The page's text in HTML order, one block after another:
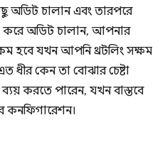
অডিট চালান এবং তারপরে
করে অডিট চালান, আপনার
কম হবে যখন আপনি থ্রটলিং সক্ষম
ধীর কেন তা বোঝার চেষ্টা
করতে পারেন, যখন বাস্তবে
কনফিগারেশন।